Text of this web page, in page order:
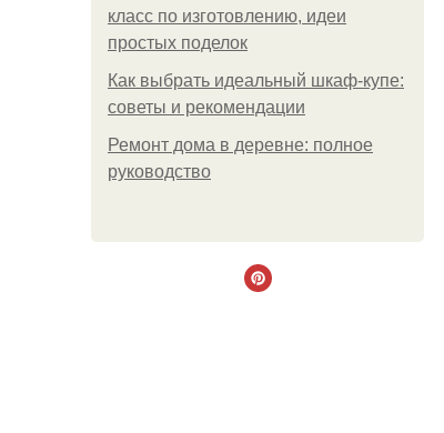
класс по изготовлению, идеи
простых поделок
Как выбрать идеальный шкаф-купе:
советы и рекомендации
Ремонт дома в деревне: полное
руководство